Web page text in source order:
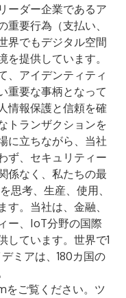
ーダー企業であるア
要行為（支払い、
界でもデジタル空間
提供しています。
、アイデンティティ
重要な事柄となって
情報保護と信頼を確
トランザクションを
に立ちながら、当社
ず、セキュリティー
係なく、私たちの最
思考、生産、使用、
。当社は、金融、
ー、IoT分野の国際
しています。世界で1
ミアは、180カ国の
をご覧ください。ツ